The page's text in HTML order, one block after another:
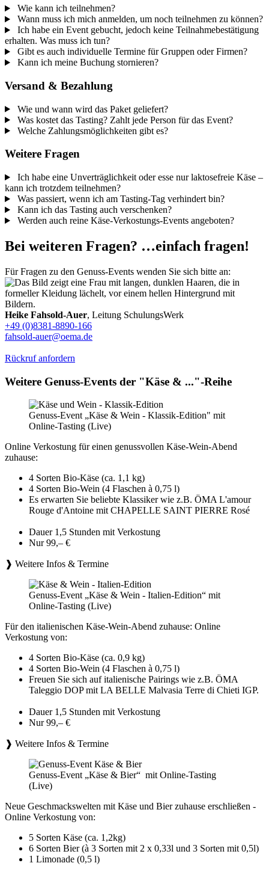
Wie kann ich teilnehmen?
Wann muss ich mich anmelden, um noch teilnehmen zu können?
Ich habe ein Event gebucht, jedoch keine Teilnahmebestätigung
erhalten. Was muss ich tun?
Gibt es auch individuelle Termine für Gruppen oder Firmen?
Kann ich meine Buchung stornieren?
Versand & Bezahlung
Wie und wann wird das Paket geliefert?
Was kostet das Tasting? Zahlt jede Person für das Event?
Welche Zahlungsmöglichkeiten gibt es?
Weitere Fragen
Ich habe eine Unverträglichkeit oder esse nur laktosefreie Käse –
kann ich trotzdem teilnehmen?
Was passiert, wenn ich am Tasting-Tag verhindert bin?
Kann ich das Tasting auch verschenken?
Werden auch reine Käse-Verkostungs-Events angeboten?
Bei weiteren Fragen? …einfach fragen!
Für Fragen zu den Genuss-Events wenden Sie sich bitte an:
Heike Fahsold-Auer, Leitung SchulungsWerk
+49 (0)8381-8890-166
fahsold-auer@oema.de
Rückruf anfordern
Weitere Genuss-Events der "Käse & ..."-Reihe
Genuss-Event „Käse & Wein - Klassik-Edition" mit
Online-Tasting (Live)
Online Verkostung für einen genussvollen Käse-Wein-Abend
zuhause:
4 Sorten Bio-Käse (ca. 1,1 kg)
4 Sorten Bio-Wein (4 Flaschen à 0,75 l)
Es erwarten Sie beliebte Klassiker wie z.B. ÖMA L'amour
Rouge d'Antoine mit CHAPELLE SAINT PIERRE Rosé
Dauer 1,5 Stunden mit Verkostung
Nur 99,– €
❱ Weitere Infos & Termine
Genuss-Event „Käse & Wein - Italien-Edition“ mit
Online-Tasting (Live)
Für den italienischen Käse-Wein-Abend zuhause: Online
Verkostung von:
4 Sorten Bio-Käse (ca. 0,9 kg)
4 Sorten Bio-Wein (4 Flaschen à 0,75 l)
Freuen Sie sich auf italienische Pairings wie z.B. ÖMA
Taleggio DOP mit LA BELLE Malvasia Terre di Chieti IGP.
Dauer 1,5 Stunden mit Verkostung
Nur 99,– €
❱ Weitere Infos & Termine
Genuss-Event „Käse & Bier“ mit Online-Tasting
(Live)
Neue Geschmackswelten mit Käse und Bier zuhause erschließen -
Online Verkostung von:
5 Sorten Käse (ca. 1,2kg)
6 Sorten Bier (à 3 Sorten mit 2 x 0,33l und 3 Sorten mit 0,5l)
1 Limonade (0,5 l)